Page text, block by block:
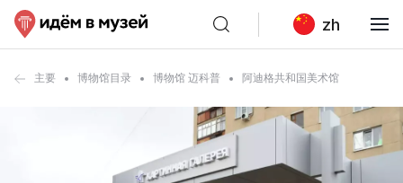
zh
主要 博物馆目录 博物馆 迈科普 阿迪格共和国美术馆